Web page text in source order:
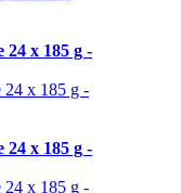
x 185 g -
x 185 g -